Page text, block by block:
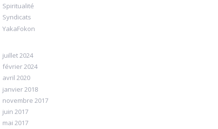
Spiritualité
Syndicats
YakaFokon
juillet 2024
février 2024
avril 2020
janvier 2018
novembre 2017
juin 2017
mai 2017